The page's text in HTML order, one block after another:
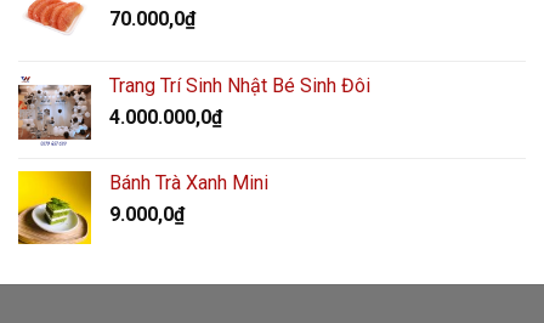
70.000,0₫
Trang Trí Sinh Nhật Bé Sinh Đôi
4.000.000,0₫
Bánh Trà Xanh Mini
9.000,0₫